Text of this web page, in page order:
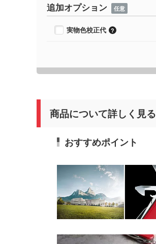
追加オプション 任意
実物色校正代
商品について詳しく見る
おすすめポイント